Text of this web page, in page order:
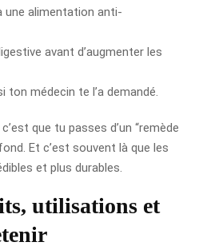
une alimentation anti-
avant d’augmenter les
médecin te l’a demandé.
que tu passes d’un “remède
Et c’est souvent là que les
et plus durables.
utilisations et